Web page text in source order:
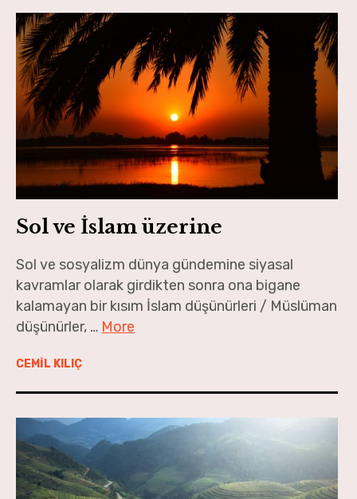
Sol ve İslam üzerine
Sol ve sosyalizm dünya gündemine siyasal
kavramlar olarak girdikten sonra ona bigane
kalamayan bir kısım İslam düşünürleri / Müslüman
düşünürler, … More
CEMİL KILIÇ